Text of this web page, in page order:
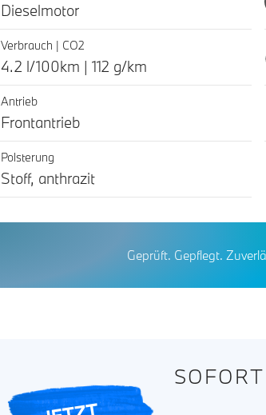
Dieselmotor
Verbrauch | CO2
4.2 l/100km | 112 g/km
Antrieb
Frontantrieb
Polsterung
Stoff, anthrazit
Geprüft. Gepflegt.